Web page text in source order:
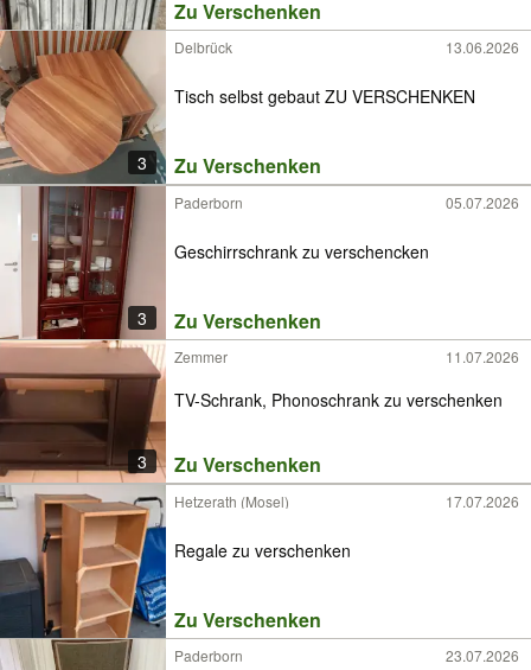
Zu Verschenken
3
Delbrück 13.06.2026
Tisch selbst gebaut ZU VERSCHENKEN
Zu Verschenken
3
Paderborn 05.07.2026
Geschirrschrank zu verschencken
Zu Verschenken
3
Zemmer 11.07.2026
TV-Schrank, Phonoschrank zu verschenken
Zu Verschenken
Hetzerath (Mosel) 17.07.2026
Regale zu verschenken
Zu Verschenken
Paderborn 23.07.2026